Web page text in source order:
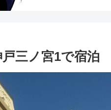
三ノ宮1で宿泊